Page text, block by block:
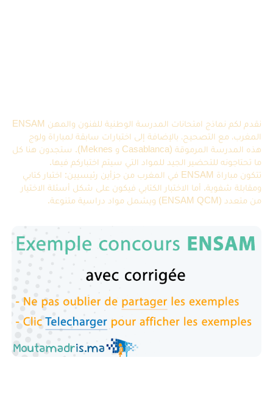
نقدم لكم نماذج امتحانات المدرسة الوطنية للفنون والمهن ENSAM
المغرب، مع التصحيح، بالإضافة إلى اختبارات سابقة لمباراة ولوج
هذه المدرسة المرموقة (Casablanca و Meknes). ستجدون هنا كل
ما تحتاجونه للتحضير الجيد للمواد التي سيتم اختباركم فيها.
تتكون مباراة ENSAM في المغرب من جزأين رئيسيين: اختبار كتابي
ومقابلة شفوية. أما الاختبار الكتابي فيكون على شكل أسئلة الاختيار
من متعدد (ENSAM QCM) ويشمل مواد دراسية متنوعة.